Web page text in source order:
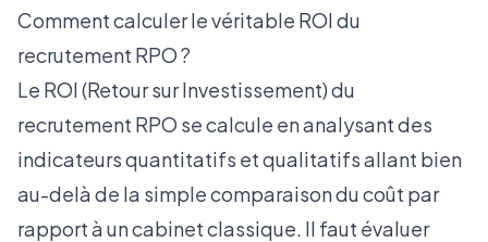
Comment calculer le véritable ROI du
recrutement RPO ?
Le ROI (Retour sur Investissement) du
recrutement RPO se calcule en analysant des
indicateurs quantitatifs et qualitatifs allant bien
au-delà de la simple comparaison du coût par
rapport à un cabinet classique. Il faut évaluer